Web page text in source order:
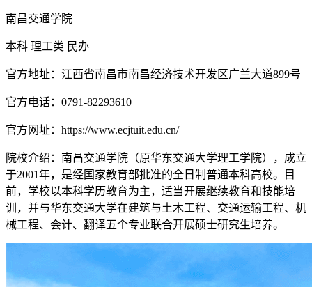
南昌交通学院
本科 理工类 民办
官方地址：江西省南昌市南昌经济技术开发区广兰大道899号
官方电话：0791-82293610
官方网址：https://www.ecjtuit.edu.cn/
院校介绍： 南昌交通学院（原华东交通大学理工学院），成立
于2001年，是经国家教育部批准的全日制普通本科高校。目
前，学校以本科学历教育为主，适当开展继续教育和技能培
训，并与华东交通大学在建筑与土木工程、交通运输工程、机
械工程、会计、翻译五个专业联合开展硕士研究生培养。